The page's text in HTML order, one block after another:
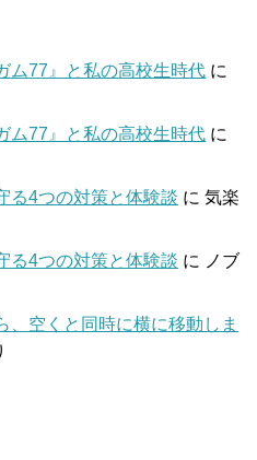
ム77』と私の高校生時代 に
ム77』と私の高校生時代 に
る4つの対策と体験談 に 気楽
る4つの対策と体験談 に ノブ
、空くと同時に横に移動しま